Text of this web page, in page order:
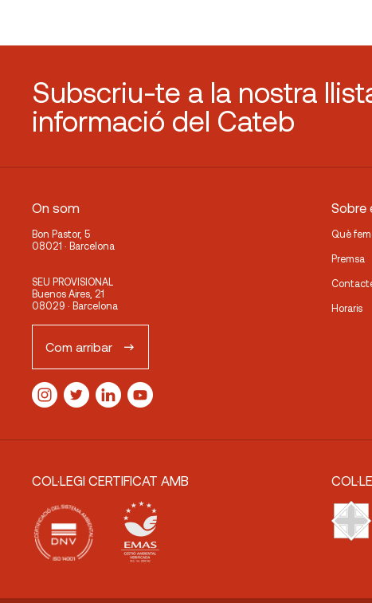
Subscriu-te a la nostra
informació del Cateb
On som
Bon Pastor, 5
08021 · Barcelona
SEU PROVISIONAL
Buenos Aires, 21
08029 · Barcelona
Com arribar
Sobre
Què fem
Premsa
Horaris
COL·LEGI CERTIFICAT AMB